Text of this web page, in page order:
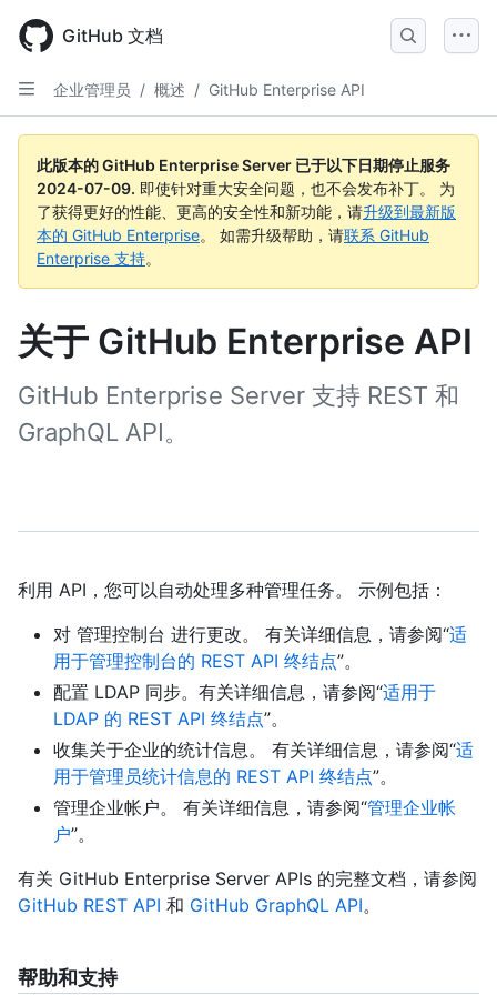
main
content
GitHub 文档
企业管理员 / 概述 / GitHub Enterprise API
此版本的 GitHub Enterprise Server 已于以下日期停止服务
2024-07-09. 即使针对重大安全问题，也不会发布补丁。 为
了获得更好的性能、更高的安全性和新功能，请升级到最新版
本的 GitHub Enterprise。 如需升级帮助，请联系 GitHub
Enterprise 支持。
关于 GitHub Enterprise API
GitHub Enterprise Server 支持 REST 和
GraphQL API。
利用 API，您可以自动处理多种管理任务。 示例包括：
对 管理控制台 进行更改。 有关详细信息，请参阅“适
用于管理控制台的 REST API 终结点”。
配置 LDAP 同步。有关详细信息，请参阅“适用于
LDAP 的 REST API 终结点”。
收集关于企业的统计信息。 有关详细信息，请参阅“适
用于管理员统计信息的 REST API 终结点”。
管理企业帐户。 有关详细信息，请参阅“管理企业帐
户”。
有关 GitHub Enterprise Server APIs 的完整文档，请参阅
GitHub REST API 和 GitHub GraphQL API。
帮助和支持